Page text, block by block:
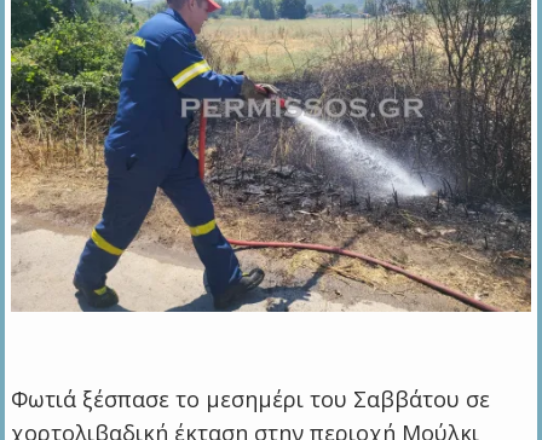
Φωτιά ξέσπασε το μεσημέρι του Σαββάτου σε
χορτολιβαδική έκταση στην περιοχή Μούλκι